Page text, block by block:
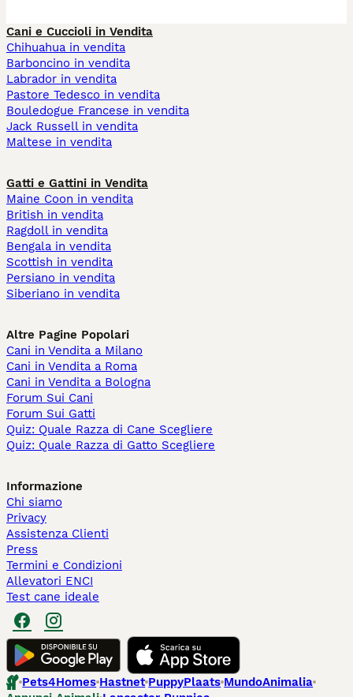
Cani e Cuccioli in Vendita
Chihuahua in vendita
Barboncino in vendita
Labrador in vendita
Pastore Tedesco in vendita
Bouledogue Francese in vendita
Jack Russell in vendita
Maltese in vendita
Gatti e Gattini in Vendita
Maine Coon in vendita
British in vendita
Ragdoll in vendita
Bengala in vendita
Scottish in vendita
Persiano in vendita
Siberiano in vendita
Altre Pagine Popolari
Cani in Vendita a Milano
Cani in Vendita a Roma
Cani in Vendita a Bologna
Forum Sui Cani
Forum Sui Gatti
Quiz: Quale Razza di Cane Scegliere
Quiz: Quale Razza di Gatto Scegliere
Informazione
Chi siamo
Privacy
Assistenza Clienti
Press
Termini e Condizioni
Allevatori ENCI
Test cane ideale
Pets4Homes Hastnet PuppyPlaats MundoAnimalia